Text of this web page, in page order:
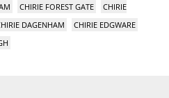
CHIRIE FOREST GATE
CHIRIE
DAGENHAM
CHIRIE EDGWARE